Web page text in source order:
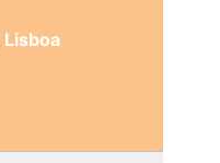
Lisboa